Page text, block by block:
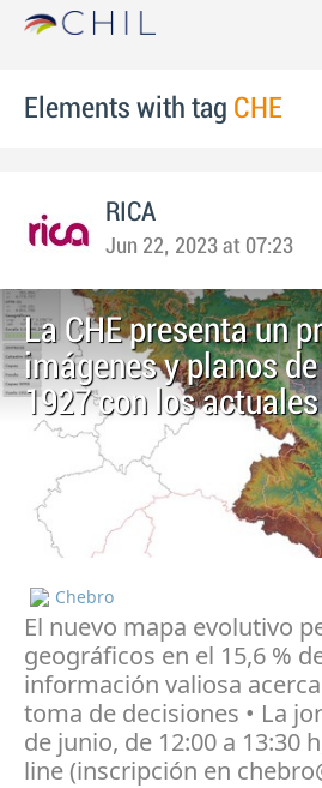
Elements with tag CHE
RICA
Jun 22, 2023 at 07:23
La CHE presenta un
imágenes y planos
1927 con los actuales
Chebro
El nuevo mapa evolutivo
geográficos en el 15,6 %
información valiosa
toma de decisiones • La
de junio, de 12:00 a 13:30
line (inscripción en